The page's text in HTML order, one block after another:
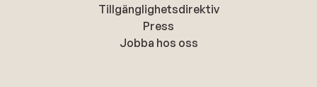
Tillgänglighetsdirektiv
Press
Jobba hos oss